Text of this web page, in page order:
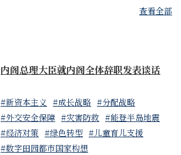
查看全部
内阁总理大臣就内阁全体辞职发表谈话
#新资本主义 #成长战略 #分配战略
#外交安全保障 #灾害防救 #能登半岛地震
#经济对策 #绿色转型 #儿童育儿支援
#数字田园都市国家构想